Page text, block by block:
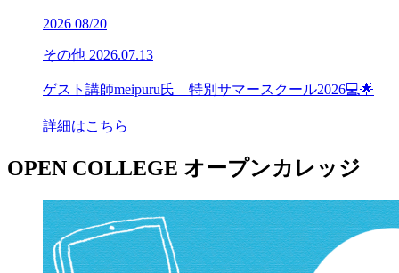
2026 08/20
その他 2026.07.13
ゲスト講師meipuru氏 特別サマースクール2026💻🌟
詳細はこちら
OPEN COLLEGE オープンカレッジ